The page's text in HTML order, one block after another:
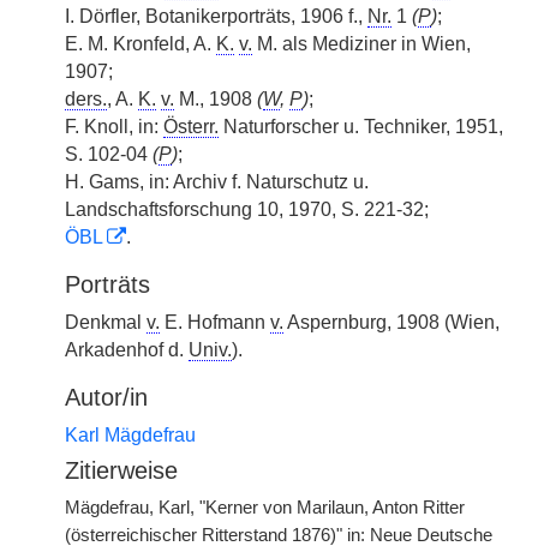
I. Dörfler, Botanikerporträts, 1906 f., Nr. 1 (P);
E. M. Kronfeld, A. K. v. M. als Mediziner in Wien,
1907;
ders., A. K. v. M., 1908 (W, P);
F. Knoll, in: Österr. Naturforscher u. Techniker, 1951,
S. 102-04 (P);
H. Gams, in: Archiv f. Naturschutz u.
Landschaftsforschung 10, 1970, S. 221-32;
ÖBL
.
Porträts
Denkmal v. E. Hofmann v. Aspernburg, 1908 (Wien,
Arkadenhof d. Univ.).
Autor/in
Karl Mägdefrau
Zitierweise
Mägdefrau, Karl, "Kerner von Marilaun, Anton Ritter
(österreichischer Ritterstand 1876)" in: Neue Deutsche